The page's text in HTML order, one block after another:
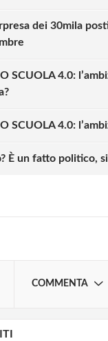
dei 30mila
SCUOLA 4.0:
SCUOLA 4.0:
È un fatto politico,
COMMENTA
utenti